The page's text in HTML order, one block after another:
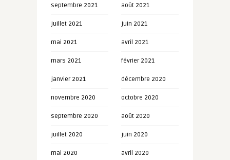
septembre 2021 août 2021
juillet 2021 juin 2021
mai 2021 avril 2021
mars 2021 février 2021
janvier 2021 décembre 2020
novembre 2020 octobre 2020
septembre 2020 août 2020
juillet 2020 juin 2020
mai 2020 avril 2020